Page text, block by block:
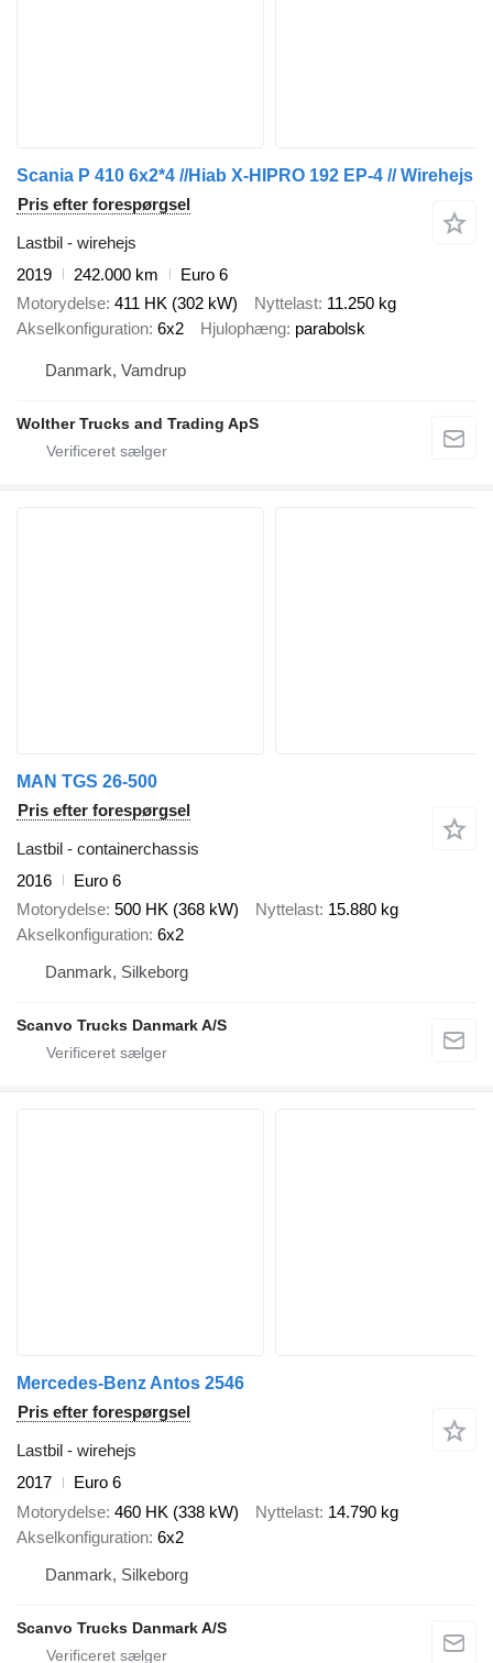
Scania P 410 6x2*4 //Hiab X-HIPRO 192 EP-4 // Wirehejs
Pris efter forespørgsel
Lastbil - wirehejs
2019
242.000 km
Euro 6
Motorydelse 411 HK (302 kW) Nyttelast 11.250 kg
Akselkonfiguration 6x2 Hjulophæng parabolsk
Danmark, Vamdrup
Wolther Trucks and Trading ApS
MAN TGS 26-500
Pris efter forespørgsel
Lastbil - containerchassis
2016
Euro 6
Motorydelse 500 HK (368 kW) Nyttelast 15.880 kg
Akselkonfiguration 6x2
Danmark, Silkeborg
Scanvo Trucks Danmark A/S
Mercedes-Benz Antos 2546
Pris efter forespørgsel
Lastbil - wirehejs
2017
Euro 6
Motorydelse 460 HK (338 kW) Nyttelast 14.790 kg
Akselkonfiguration 6x2
Danmark, Silkeborg
Scanvo Trucks Danmark A/S